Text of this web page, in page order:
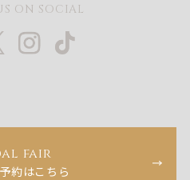
ON SOCIAL
fair
約はこちら